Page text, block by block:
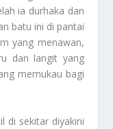
ia durhaka dan
batu ini di pantai
yang menawan,
dan langit yang
memukau bagi
di sekitar diyakini